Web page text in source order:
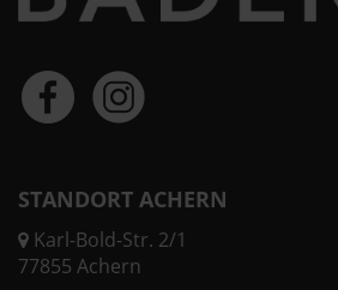
STANDORT ACHERN
Karl-Bold-Str. 2/1
77855 Achern